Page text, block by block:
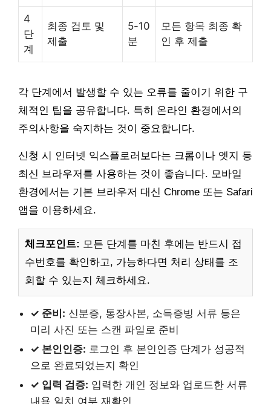
4
단
계
최종 검토 및
제출
5-10
분
모든 항목 최종 확
인 후 제출
각 단계에서 발생할 수 있는 오류를 줄이기 위한 구
체적인 팁을 공유합니다. 특히 온라인 환경에서의
주의사항을 숙지하는 것이 중요합니다.
신청 시 인터넷 익스플로러보다는 크롬이나 엣지 등
최신 브라우저를 사용하는 것이 좋습니다. 모바일
환경에서는 기본 브라우저 대신 Chrome 또는 Safari
앱을 이용하세요.
체크포인트: 모든 단계를 마친 후에는 반드시 접
수번호를 확인하고, 가능하다면 처리 상태를 조
회할 수 있는지 체크하세요.
✓ 준비: 신분증, 통장사본, 소득증빙 서류 등은
미리 사진 또는 스캔 파일로 준비
✓ 본인인증: 로그인 후 본인인증 단계가 성공적
으로 완료되었는지 확인
✓ 입력 검증: 입력한 개인 정보와 업로드한 서류
내용 일치 여부 재확인